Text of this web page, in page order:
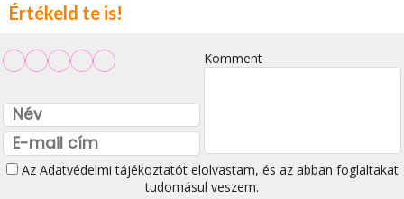
Értékeld te is!
Komment
Az Adatvédelmi tájékoztatótelolvastam, és az abban foglaltakat
tudomásul veszem.